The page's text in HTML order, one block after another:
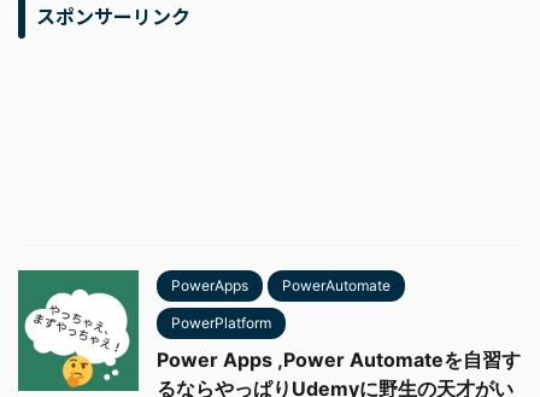
スポンサーリンク
PowerApps PowerAutomate
PowerPlatform
Power Apps ,Power Automateを自習す
るならやっぱりUdemyに野生の天才がい